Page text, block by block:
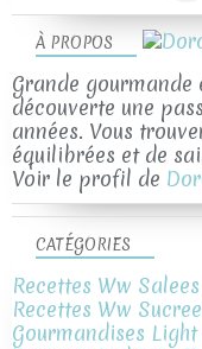
À PROPOS
Grande gourmande
découverte une
années. Vous
équilibrées et de
Voir le profil de
CATÉGORIES
Recettes Ww Salees
Recettes Ww
Gourmandises Light